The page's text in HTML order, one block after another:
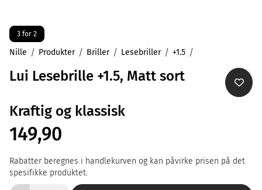
3 for 2
Nille Produkter Briller Lesebriller +1.5
Lui Lesebrille +1.5, Matt sort
Kraftig og klassisk
149,90
Rabatter beregnes i handlekurven og kan påvirke prisen på det
spesifikke produktet.